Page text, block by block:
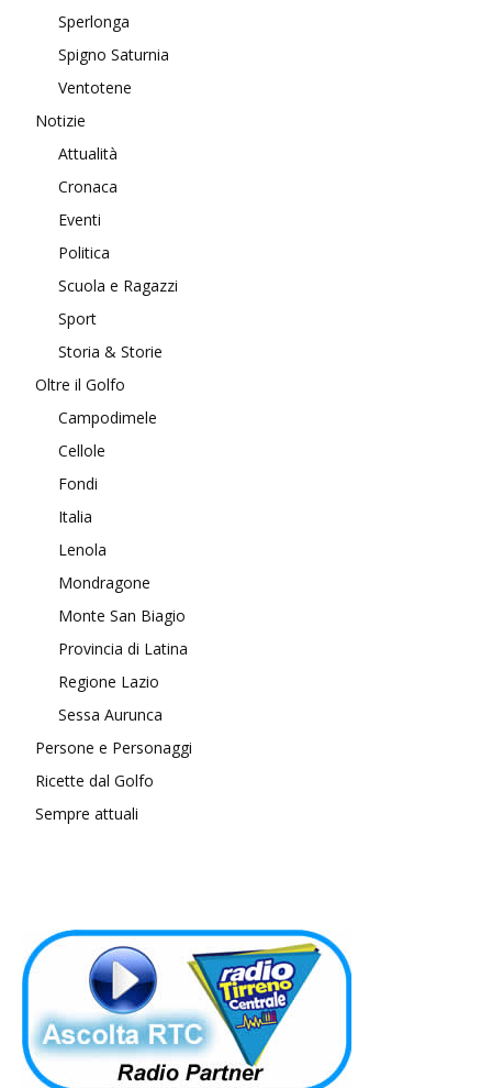
Sperlonga
Spigno Saturnia
Ventotene
Notizie
Attualità
Cronaca
Eventi
Politica
Scuola e Ragazzi
Sport
Storia & Storie
Oltre il Golfo
Campodimele
Cellole
Fondi
Italia
Lenola
Mondragone
Monte San Biagio
Provincia di Latina
Regione Lazio
Sessa Aurunca
Persone e Personaggi
Ricette dal Golfo
Sempre attuali